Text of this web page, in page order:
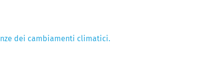
dei cambiamenti climatici.